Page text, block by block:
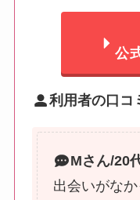
公
利用者の口コ
Mさん/20
出会いがな